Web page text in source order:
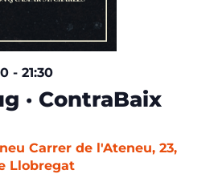
- 21:30
· ContraBaix
Carrer de l'Ateneu, 23,
Llobregat